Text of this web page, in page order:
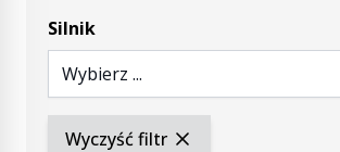
Silnik
Wybierz ...
Wyczyść filtr